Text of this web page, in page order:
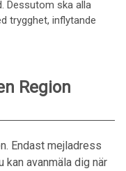
Dessutom ska alla
trygghet, inflytande
Region
Endast mejladress
kan avanmäla dig när